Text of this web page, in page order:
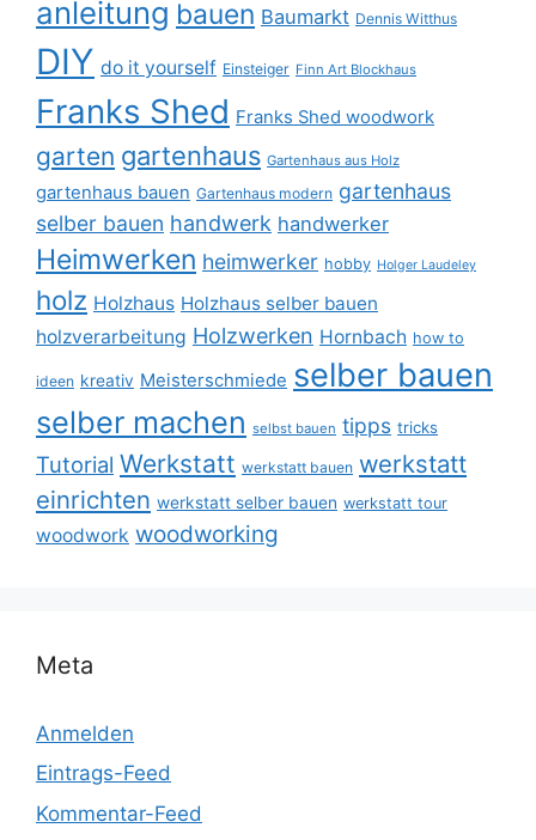
anleitung bauen Baumarkt Dennis Witthus
DIY do it yourself Einsteiger Finn Art Blockhaus
Franks Shed Franks Shed woodwork
garten gartenhaus Gartenhaus aus Holz
gartenhaus bauen Gartenhaus modern gartenhaus
selber bauen handwerk handwerker
Heimwerken heimwerker hobby Holger Laudeley
holz Holzhaus Holzhaus selber bauen
holzverarbeitung Holzwerken Hornbach how to
ideen kreativ Meisterschmiede selber bauen
selber machen selbst bauen tipps tricks
Tutorial Werkstatt werkstatt bauen werkstatt
einrichten werkstatt selber bauen werkstatt tour
woodwork woodworking
Meta
Anmelden
Eintrags-Feed
Kommentar-Feed